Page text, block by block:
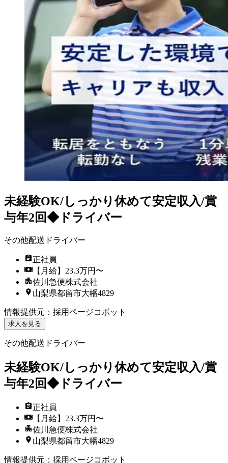
未経験OK/しっかり休めて安定収入/賞
与年2回◆ドライバー
その他配送ドライバー
正社員
【月給】23.3万円〜
佐川急便株式会社
山梨県都留市大幡4829
情報提供元 ： 採用ページコボット
求人を見る
その他配送ドライバー
未経験OK/しっかり休めて安定収入/賞
与年2回◆ドライバー
正社員
【月給】23.3万円〜
佐川急便株式会社
山梨県都留市大幡4829
情報提供元 ： 採用ページコボット